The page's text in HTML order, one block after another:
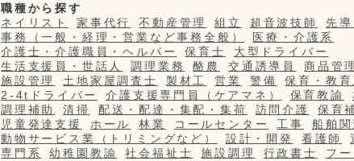
職種から探す
ネイリスト
家事代行 不動産管理 組立 超音波技師
先
事務（一般・経理・営業など事務全般）
医療・介護系
介護士・介護職員・ヘルパー
保育士
大型ドライバー
生活支援員・世話人
調理業務 酪農 交通誘導員 商品管理
施設管理
土地家屋調査士 製材工 営業 警備
保育・教育
2-4tドライバー
介護支援専門員（ケアマネ） 保育教諭
調理補助
清掃 配送・配達・集配・集荷 訪問介護 保育
児童発達支援
ホール 林業 コールセンター 工事
船舶関
動物サービス業（トリミングなど）
設計・開発 看護師
専門系
幼稚園教諭 社会福祉士 施設調理 行政書士
フー